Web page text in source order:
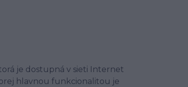
je dostupná v sieti Internet
hlavnou funkcionalitou je